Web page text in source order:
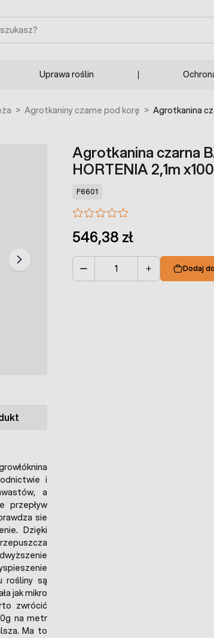
Uprawa roślin
> Agrotkaniny czarne pod korę > Agrotkanina
Agrotkanina czarna
HORTENIA 2,1m
F6601
546,38 zł
Dodaj
i
a
przepływ
sie
Dzięki
rośliny są
jak mikro
zwrócić
na metr
Ma to